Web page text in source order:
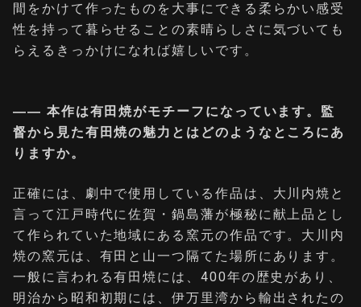
間をかけて作ったものを大事にできる柔らかい感受
性を持って暮らせることの素晴らしさに気づいても
らえるきっかけになれば嬉しいです。
―― 本作は有田焼がモチーフになっています。監
督から見た有田焼の魅力とはどのようなところにあ
りますか。
正確には、劇中で使用している作品は、大川内焼と
言って江戸時代に佐賀・鍋島藩が極秘に献上品とし
て作られていた地域にある窯元の作品です。大川内
焼の窯元は、有田と山一つ隔てた場所にあります。
一般に言われる有田焼には、400年の歴史があり、
明治から昭和初期には、伊万里湾から輸出されたの